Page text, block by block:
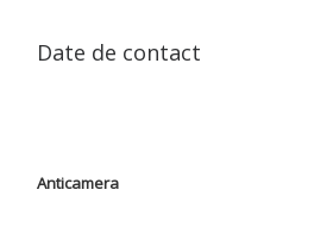
Date de contact
Anticamera